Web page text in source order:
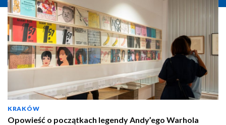
KRAKÓW
Opowieść o początkach legendy Andy’ego Warhola